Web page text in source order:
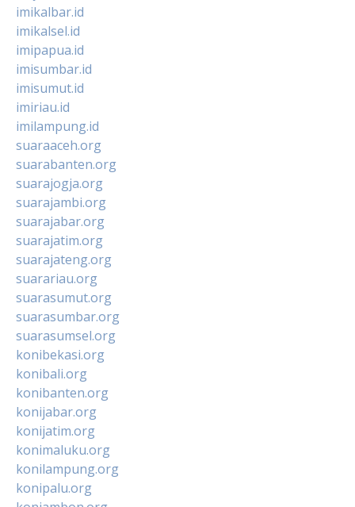
imikalbar.id
imikalsel.id
imipapua.id
imisumbar.id
imisumut.id
imiriau.id
imilampung.id
suaraaceh.org
suarabanten.org
suarajogja.org
suarajambi.org
suarajabar.org
suarajatim.org
suarajateng.org
suarariau.org
suarasumut.org
suarasumbar.org
suarasumsel.org
konibekasi.org
konibali.org
konibanten.org
konijabar.org
konijatim.org
konimaluku.org
konilampung.org
konipalu.org